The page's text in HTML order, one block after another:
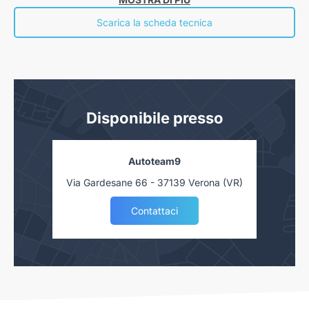
“Informazioni europee di base sul credito ai consumatori” presso la nostra
concessionaria. Salvo approvazione delle Finanziarie.
Scarica la scheda tecnica
Disponibile presso
Autoteam9
Via Gardesane 66 - 37139 Verona (VR)
Contattaci